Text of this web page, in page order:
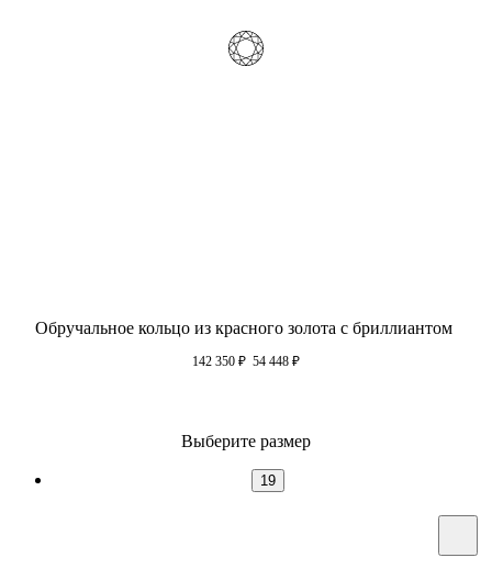
Обручальное кольцо из красного золота с бриллиантом
142 350 ₽ 54 448 ₽
Выберите размер
19